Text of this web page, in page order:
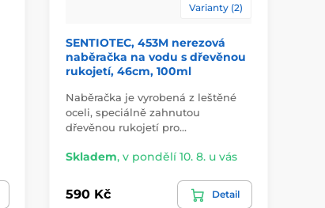
Varianty (2)
SENTIOTEC, 453M nerezová
naběračka na vodu s dřevěnou
rukojetí, 46cm, 100ml
Naběračka je vyrobená z leštěné
oceli, speciálně zahnutou
dřevěnou rukojetí pro…
Skladem, v pondělí 10. 8. u vás
590 Kč Detail